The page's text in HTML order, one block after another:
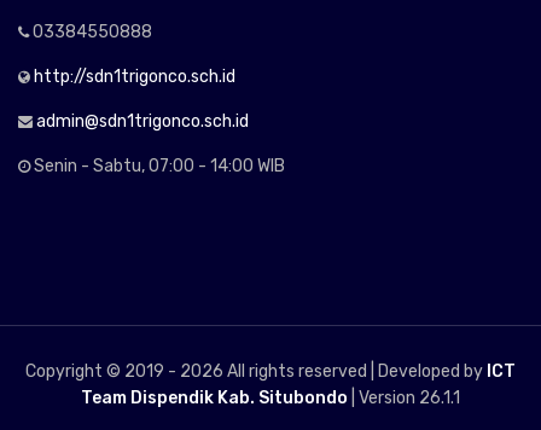
03384550888
http://sdn1trigonco.sch.id
admin@sdn1trigonco.sch.id
Senin - Sabtu, 07:00 - 14:00 WIB
Copyright © 2019 - 2026 All rights reserved | Developed by ICT
Team Dispendik Kab. Situbondo | Version 26.1.1